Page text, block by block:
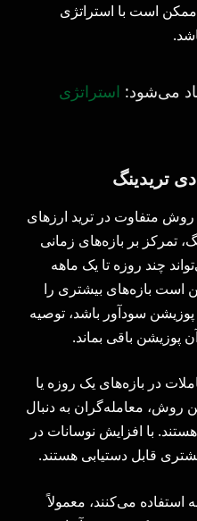
است با استراتژی
می‌شود: استراتژی
تریدینگ
روش متفاوت در ترید ارزهای
تمرکز بر بازه‌های زمانی
چند روزه تا یک ماهه
است بازه‌های بیشتری را
سودآور باشد، توصیه
پوزیشن باقی بماند.
در بازه‌های یک روزه یا
روش، معامله‌گران به دنبال
با افزایش نوسانات در
قابل دستیابی هستند.
استفاده می‌کنند، معمولاً